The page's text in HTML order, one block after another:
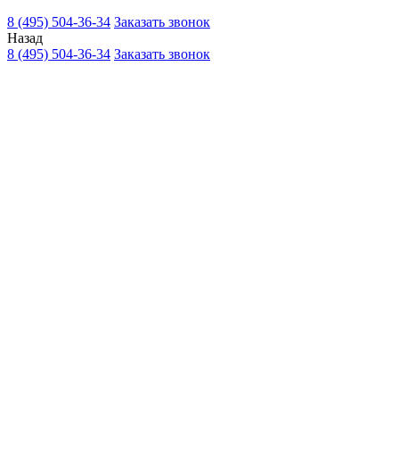
8 (495) 504-36-34 Заказать звонок
Назад
8 (495) 504-36-34 Заказать звонок